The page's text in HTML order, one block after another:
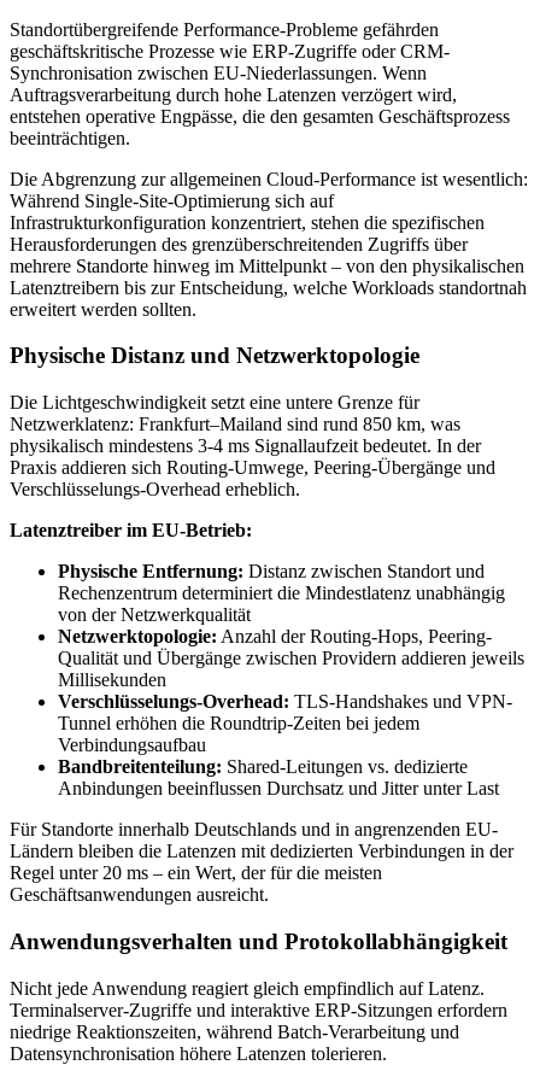
Standortübergreifende Performance-Probleme gefährden
geschäftskritische Prozesse wie ERP-Zugriffe oder CRM-
Synchronisation zwischen EU-Niederlassungen. Wenn
Auftragsverarbeitung durch hohe Latenzen verzögert wird,
entstehen operative Engpässe, die den gesamten Geschäftsprozess
beeinträchtigen.
Die Abgrenzung zur allgemeinen Cloud-Performance ist wesentlich:
Während Single-Site-Optimierung sich auf
Infrastrukturkonfiguration konzentriert, stehen die spezifischen
Herausforderungen des grenzüberschreitenden Zugriffs über
mehrere Standorte hinweg im Mittelpunkt – von den physikalischen
Latenztreibern bis zur Entscheidung, welche Workloads standortnah
erweitert werden sollten.
Physische Distanz und Netzwerktopologie
Die Lichtgeschwindigkeit setzt eine untere Grenze für
Netzwerklatenz: Frankfurt–Mailand sind rund 850 km, was
physikalisch mindestens 3-4 ms Signallaufzeit bedeutet. In der
Praxis addieren sich Routing-Umwege, Peering-Übergänge und
Verschlüsselungs-Overhead erheblich.
Latenztreiber im EU-Betrieb:
Physische Entfernung: Distanz zwischen Standort und
Rechenzentrum determiniert die Mindestlatenz unabhängig
von der Netzwerkqualität
Netzwerktopologie: Anzahl der Routing-Hops, Peering-
Qualität und Übergänge zwischen Providern addieren jeweils
Millisekunden
Verschlüsselungs-Overhead: TLS-Handshakes und VPN-
Tunnel erhöhen die Roundtrip-Zeiten bei jedem
Verbindungsaufbau
Bandbreitenteilung: Shared-Leitungen vs. dedizierte
Anbindungen beeinflussen Durchsatz und Jitter unter Last
Für Standorte innerhalb Deutschlands und in angrenzenden EU-
Ländern bleiben die Latenzen mit dedizierten Verbindungen in der
Regel unter 20 ms – ein Wert, der für die meisten
Geschäftsanwendungen ausreicht.
Anwendungsverhalten und Protokollabhängigkeit
Nicht jede Anwendung reagiert gleich empfindlich auf Latenz.
Terminalserver-Zugriffe und interaktive ERP-Sitzungen erfordern
niedrige Reaktionszeiten, während Batch-Verarbeitung und
Datensynchronisation höhere Latenzen tolerieren.